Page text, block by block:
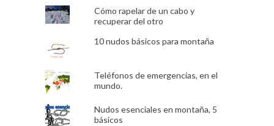
Cómo rapelar de un cabo y
recuperar del otro
10 nudos básicos para montaña
Teléfonos de emergencias, en el
mundo.
Nudos esenciales en montaña, 5
básicos